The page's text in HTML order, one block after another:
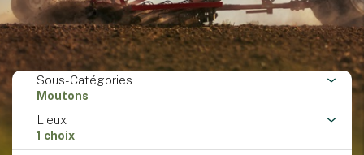
Sous-Catégories
Moutons
Lieux
1 choix